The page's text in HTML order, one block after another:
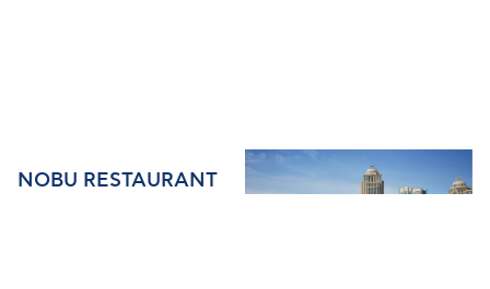
NOBU RESTAURANT